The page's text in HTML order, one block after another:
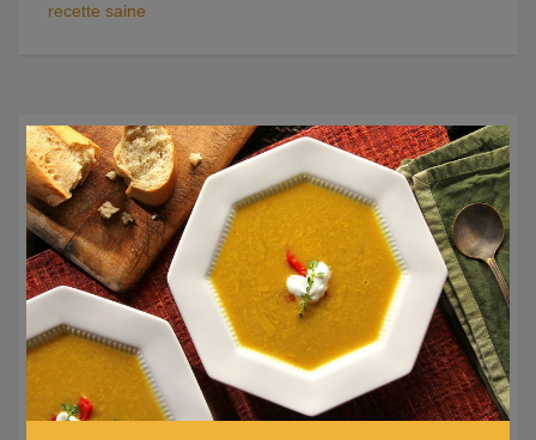
recette saine
Temps de préparation : 10min
Temps de cuisson : 20min
Personnes : 4
Cuisine : Belge
Catégorie : Plats principaux
Niveau :
Note :
×